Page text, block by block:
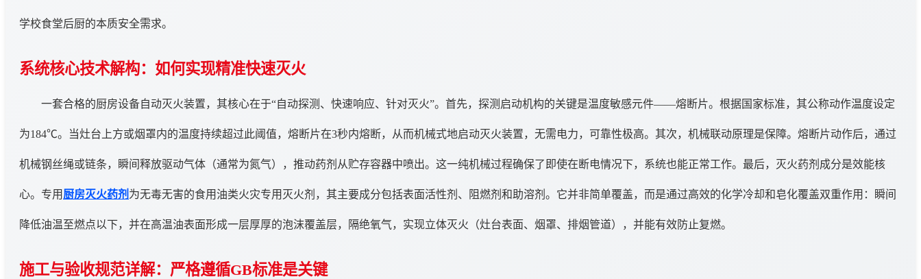
学校食堂后厨的本质安全需求。
系统核心技术解构：如何实现精准快速灭火
一套合格的厨房设备自动灭火装置，其核心在于“自动探测、快速响应、针对灭火”。首先，探测启动机构的关键是温度敏感元件——熔断片。根据国家标准，其公称动作温度设定
为184℃。当灶台上方或烟罩内的温度持续超过此阈值，熔断片在3秒内熔断，从而机械式地启动灭火装置，无需电力，可靠性极高。其次，机械联动原理是保障。熔断片动作后，通过
机械钢丝绳或链条，瞬间释放驱动气体（通常为氮气），推动药剂从贮存容器中喷出。这一纯机械过程确保了即使在断电情况下，系统也能正常工作。最后，灭火药剂成分是效能核
心。专用 厨房灭火药剂 为无毒无害的食用油类火灾专用灭火剂，其主要成分包括表面活性剂、阻燃剂和助溶剂。它并非简单覆盖，而是通过高效的化学冷却和皂化覆盖双重作用：瞬间
降低油温至燃点以下，并在高温油表面形成一层厚厚的泡沫覆盖层，隔绝氧气，实现立体灭火（灶台表面、烟罩、排烟管道），并能有效防止复燃。
施工与验收规范详解：严格遵循GB标准是关键